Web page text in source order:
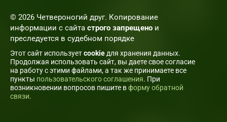
© 2026 Четвероногий друг. Копирование
информации с сайта строго запрещено и
преследуется в судебном порядке
Этот сайт используетcookie для хранения данных.
Продолжая использовать сайт, вы даете свое согласие
на работу с этими файлами, а так же принимаете все
пункты пользовательского соглашения. При
возникновении вопросов пишите вформу обратной
связи.